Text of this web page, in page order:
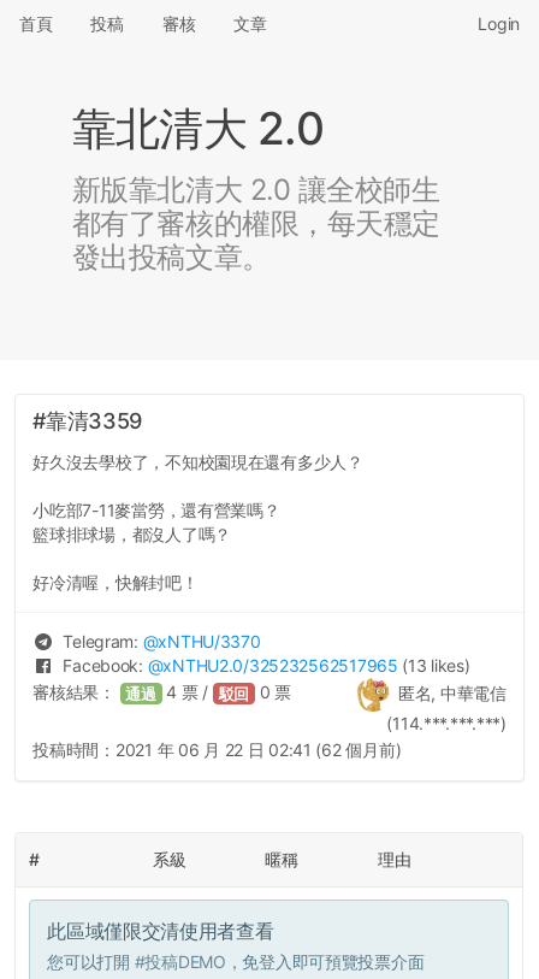
首頁 投稿 審核 文章 Login
靠北清大 2.0
新版靠北清大 2.0 讓全校師生
都有了審核的權限，每天穩定
發出投稿文章。
#靠清3359
好久沒去學校了，不知校園現在還有多少人？
小吃部7-11麥當勞，還有營業嗎？
籃球排球場，都沒人了嗎？
好冷清喔，快解封吧！
Telegram: @xNTHU/3370
Facebook: @xNTHU2.0/325232562517965 (13 likes)
匿名, 中華電信
(114.***.***.***)
審核結果： 通過 4 票 / 駁回 0 票
投稿時間： 2021 年 06 月 22 日 02:41 (62 個月前)
# 系級 暱稱 理由
此區域僅限交清使用者查看
您可以打開 #投稿DEMO ，免登入即可預覽投票介面